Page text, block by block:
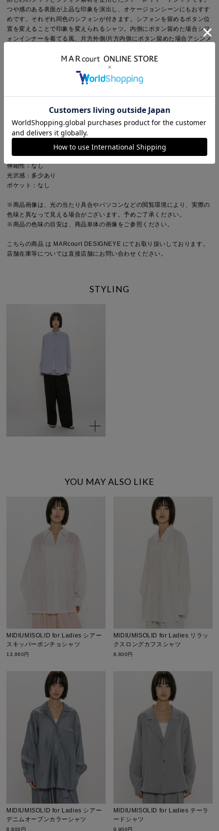
つや感のある表面が上品な印象を演出し、オケージョンシーンにもおすす
めです。それぞれ同色のシフォンが付きます。シフォンを留めるボタン位
置を変えることで印象を変えられるシャツ。内側にボタン留めた場合シフ
ォンインナーを着てる風、片方外側/片方内側にボタン留めた場合アシンメ
留めても素敵です。シーンや気分に合わせて着こなしを楽しんでいただけ
袖丈：長袖
デザイン：無地
Detail
透け感：多少あり(ダークグレー以外)
伸縮性：なし
光沢感：多少あり
ポケット：なし
※商品画像は、光の当たり具合やパソコンなどの閲覧環境により、実際の
色味と異なって見える場合がございます。予めご了承ください。
※商品の色味の目安は、商品単体の画像をご参照ください。
こちらの商品 は MARcourt DESIGNEYE にてお取り扱いしております。
店舗在庫等については直接店舗にお問い合わせください。
STYLING
YOU MAY ALSO LIKE
MIDIUMISOLID for Ladies シアー
スキッパーポンチョシャツ
13,860円
MIDIUMISOLID for Ladies リラッ
クスロングカフスシャツ
8,800円
MIDIUMISOLID for Ladies シアー
デニムオープンカラーシャツ
8,800円
MIDIUMISOLID for Ladies テーラ
ードシャツ
9,900円